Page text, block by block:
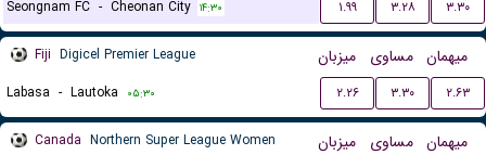
Seongnam FC - Cheonan City ۱۴:۳۰ ۱.۹۹ ۳.۲۸ ۳.۳۰
Fiji Digicel Premier League میزبان مساوی میهمان
Labasa - Lautoka ۰۵:۳۰ ۲.۲۶ ۳.۳۰ ۲.۶۳
Canada Northern Super League Women میزبان مساوی میهمان